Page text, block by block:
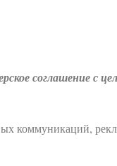
соглашение с
коммуникаций,